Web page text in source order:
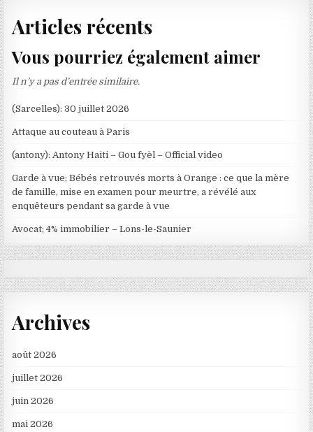
Articles récents
Vous pourriez également aimer
Il n’y a pas d’entrée similaire.
(Sarcelles): 30 juillet 2026
Attaque au couteau à Paris
(antony): Antony Haiti – Gou fyèl – Official video
Garde à vue; Bébés retrouvés morts à Orange : ce que la mère
de famille, mise en examen pour meurtre, a révélé aux
enquêteurs pendant sa garde à vue
Avocat; 4% immobilier – Lons-le-Saunier
Archives
août 2026
juillet 2026
juin 2026
mai 2026